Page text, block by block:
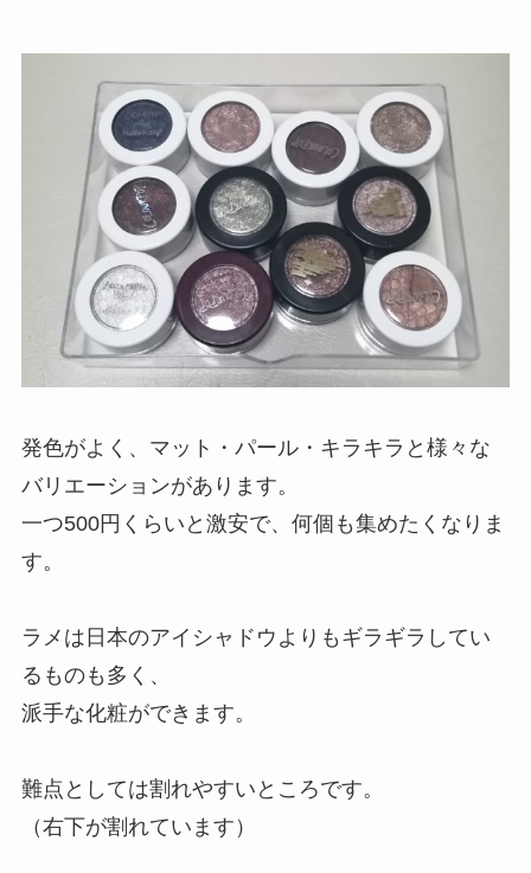
発色がよく、マット・パール・キラキラと様々な
バリエーションがあります。
一つ500円くらいと激安で、何個も集めたくなりま
す。
ラメは日本のアイシャドウよりもギラギラしてい
るものも多く、
派手な化粧ができます。
難点としては割れやすいところです。
（右下が割れています）